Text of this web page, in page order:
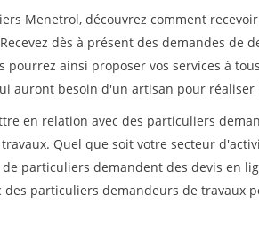
Menetrol, découvrez comment
dès à présent des demandes de
ainsi proposer vos services à
auront besoin d'un artisan pour réaliser
en relation avec des particuliers
Quel que soit votre secteur
particuliers demandent des devis en
particuliers demandeurs de travaux